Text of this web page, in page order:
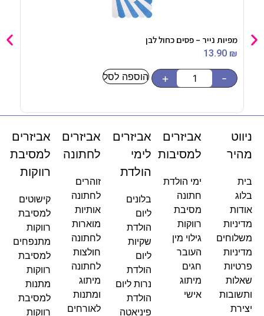
מפיות נייר – פסים כחול לבן
13.90 ₪
-
+ הוספה לסל
ניווט
מהיר
בית
בלוג
אודות
מדיניות
משלוחים
מדיניות
פרטיות
שאלות
ותשובות
יצירת
אביזרים
למסיבות
ימי הולדת
חתונה
מסיבת
רווקות
גילוי מין
העובר
חגים
מיתוג
אישי
אביזרים
לימי
הולדת
בלונים
ליום
הולדת
שקיות
ליום
הולדת
נרות ליום
הולדת
פיניאטה
אביזרים
לחתונה
זוהרים
לחתונה
אותיות
מוארות
לחתונה
חולצות
לחתונה
מיתוג
ומתנות
לאורחים
אביזרים
למסיבת
רווקות
קישוטים
למסיבת
רווקות
מתנפחים
למסיבת
רווקות
מתנות
למסיבת
רווקות